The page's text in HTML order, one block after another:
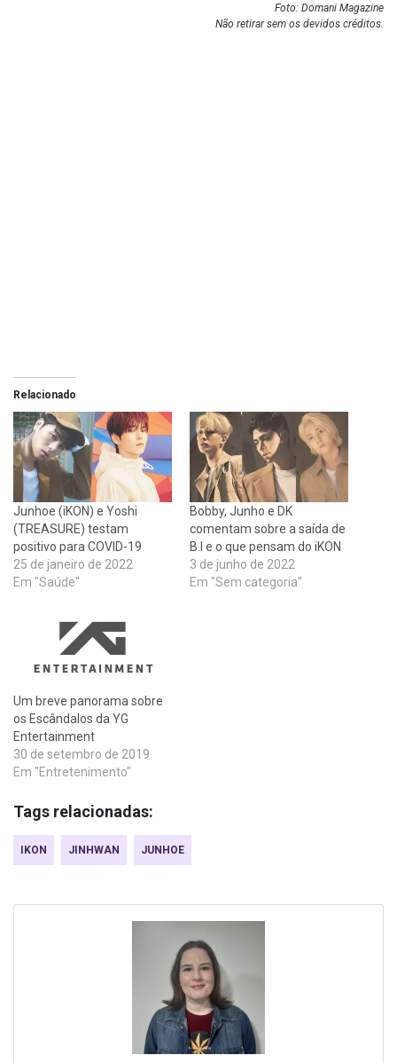
Foto: Domani Magazine
Não retirar sem os devidos créditos.
Relacionado
Junhoe (iKON) e Yoshi
(TREASURE) testam
positivo para COVID-19
25 de janeiro de 2022
Em "Saúde"
Bobby, Junho e DK
comentam sobre a saída de
B.I e o que pensam do iKON
3 de junho de 2022
Em "Sem categoria"
Um breve panorama sobre
os Escândalos da YG
Entertainment
30 de setembro de 2019
Em "Entretenimento"
Tags relacionadas:
IKON JINHWAN JUNHOE